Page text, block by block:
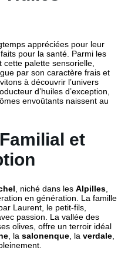
appréciées pour leur
pour la santé. Parmi les
palette sensorielle,
par son caractère frais et
à découvrir l’univers
d’huiles d’exception,
envoûtants naissent au
et
, niché dans les Alpilles,
en génération. La famille
Laurent, le petit-fils,
passion. La vallée des
olives, offre un terroir idéal
, la salonenque, la verdale,